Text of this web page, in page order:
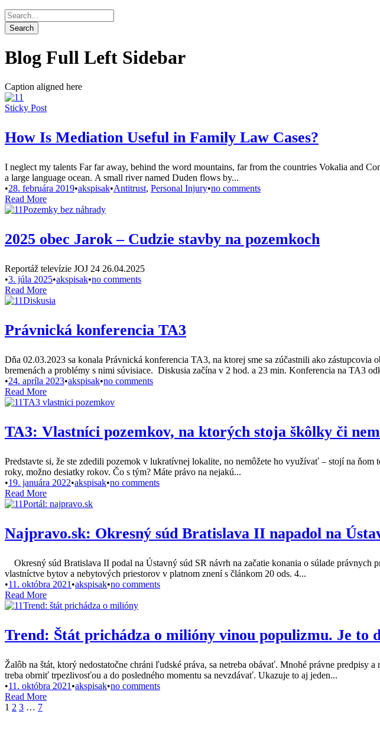
Blog Full Left Sidebar
Caption aligned here
Sticky Post
How Is Mediation Useful in Family Law Cases?
I neglect my talents Far far away, behind the word mountains, far from the countries Vokalia and
a large language ocean. A small river named Duden flows by...
•28. februára 2019•akspisak•Antitrust, Personal Injury•no comments
Read More
2025 obec Jarok – Cudzie stavby na pozemkoch
Reportáž televízie JOJ 24 26.04.2025
•3. júla 2025•akspisak•no comments
Read More
Právnická konferencia TA3
Dňa 02.03.2023 sa konala Právnická konferencia TA3, na ktorej sme sa zúčastnili ako
bremenách a problémy s nimi súvisiace. Diskusia začína v 2 hod. a 23 min. Konferencia na TA3
•24. apríla 2023•akspisak•no comments
Read More
TA3: Vlastníci pozemkov, na ktorých stoja škôlky či
Predstavte si, že ste zdedili pozemok v lukratívnej lokalite, no nemôžete ho využívať – stojí na
roky, možno desiatky rokov. Čo s tým? Máte právo na nejakú...
•19. januára 2022•akspisak•no comments
Read More
Najpravo.sk: Okresný súd Bratislava II napadol na
Okresný súd Bratislava II podal na Ústavný súd SR návrh na začatie konania o súlade právnych
vlastníctve bytov a nebytových priestorov v platnom znení s článkom 20 ods. 4...
•11. októbra 2021 •akspisak•no comments
Read More
Trend: Štát prichádza o milióny vinou populizmu. Je to
Žalôb na štát, ktorý nedostatočne chráni ľudské práva, sa netreba obávať. Mnohé právne predpisy
treba obrniť trpezlivosťou a do posledného momentu sa nevzdávať. Ukazuje to aj jeden...
•11. októbra 2021 •akspisak•no comments
Read More
1 2 3 … 7